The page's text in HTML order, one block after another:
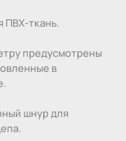
ПBX-ткань.
предусмотрены
в
шнур для